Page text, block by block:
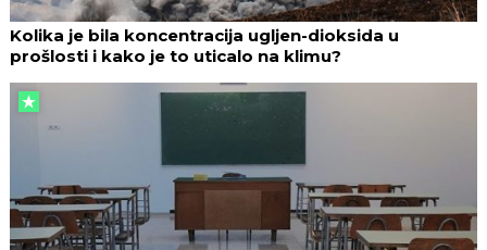
Kolika je bila koncentracija ugljen-dioksida u
prošlosti i kako je to uticalo na klimu?